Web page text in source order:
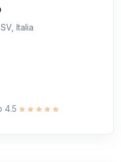
Italia
4.5